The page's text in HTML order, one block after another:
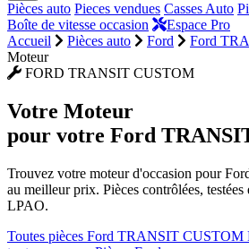
Pièces auto Pieces vendues Casses Auto
Boîte de vitesse occasion
Espace Pro
Accueil
Pièces auto Ford
Ford
Moteur
FORD TRANSIT CUSTOM
Votre Moteur
pour votre Ford
Trouvez votre moteur d'occasion pour
au meilleur prix. Pièces contrôlées,
LPAO.
Toutes pièces Ford TRANSIT CUSTOM